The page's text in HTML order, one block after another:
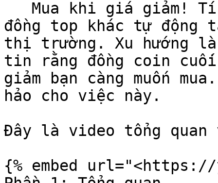
đồng top khác tự động
thị trường. Xu hướng là
tin rằng đồng coin
giảm bạn càng muốn
hảo cho việc này.
Đây là video tổng quan
{% embed url="<https://